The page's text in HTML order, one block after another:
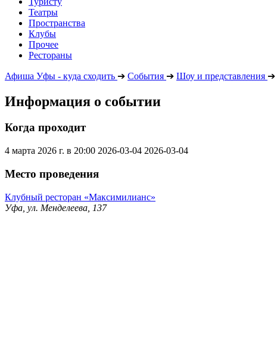
Театры
Пространства
Клубы
Прочее
Рестораны
Афиша Уфы - куда сходить ➔ События ➔ Шоу и представления ➔
Информация о событии
Когда проходит
4 марта 2026 г. в 20:00 2026-03-04 2026-03-04
Место проведения
Клубный ресторан «Максимилианс»
Уфа, ул. Менделеева, 137